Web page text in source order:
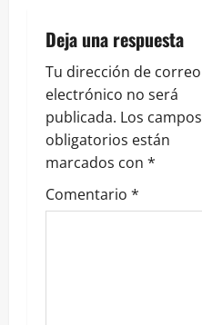
t
r
a
d
a
s
Deja una respuesta
Tu dirección de correo
electrónico no será
publicada. Los campos
obligatorios están
marcados con *
Comentario *